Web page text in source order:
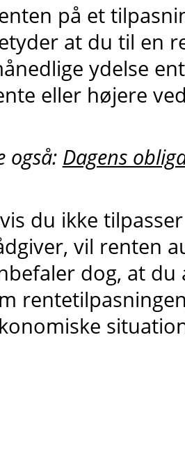
på et
at du til en
ydelse
eller højere
også: Dagens
du ikke
vil renten
dog, at